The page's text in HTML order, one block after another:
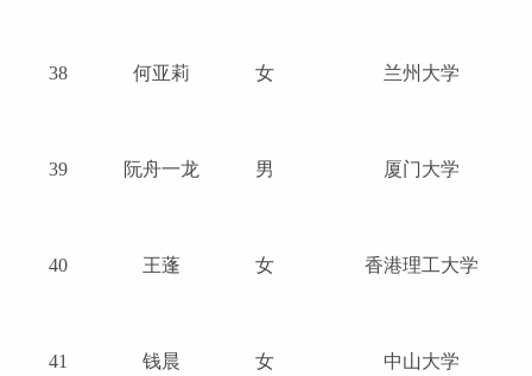
38 何亚莉 女 兰州大学
39 阮舟一龙 男 厦门大学
40 王蓬 女 香港理工大学
41 钱晨 女 中山大学